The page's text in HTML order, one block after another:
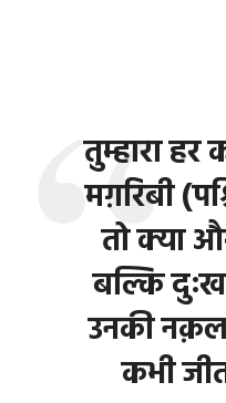
तुम्हारा
मग़रिबी
तो क्या
बल्कि
उनकी
कभी